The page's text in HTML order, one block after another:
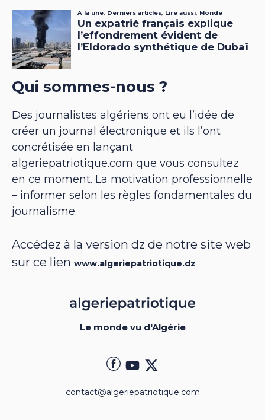
Qui sommes-nous ?
Des journalistes algériens ont eu l’idée de
créer un journal électronique et ils l’ont
concrétisée en lançant
algeriepatriotique.com que vous consultez
en ce moment. La motivation professionnelle
– informer selon les règles fondamentales du
journalisme.
Accédez à la version dz de notre site web
sur ce lien www.algeriepatriotique.dz
Le monde vu d'Algérie
contact@algeriepatriotique.com